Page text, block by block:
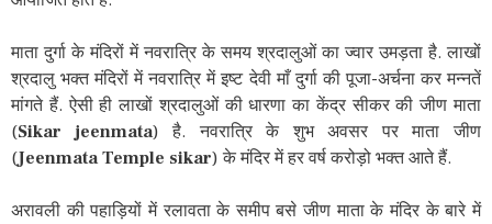
माता दुर्गा के मंदिरों में नवरात्रि के समय श्रदालुओं का ज्वार उमड़ता है. लाखों
श्रदालु भक्त मंदिरों में नवरात्रि में इष्ट देवी माँ दुर्गा की पूजा-अर्चना कर मन्नतें
मांगते हैं. ऐसी ही लाखों श्रदालुओं की धारणा का केंद्र सीकर की जीण माता
(Sikar jeenmata) है. नवरात्रि के शुभ अवसर पर माता जीण
(Jeenmata Temple sikar) के मंदिर में हर वर्ष करोड़ो भक्त आते हैं.
अरावली की पहाड़ियों में रलावता के समीप बसे जीण माता के मंदिर के बारे में